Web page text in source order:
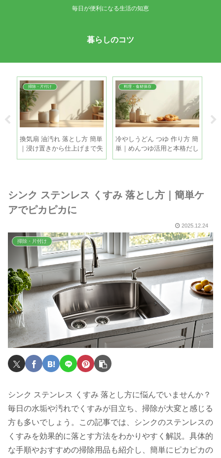
毎日が便利になる生活の知恵
暮らしのコツ
掃除・片付け
換気扇 油汚れ 落とし方 簡単
｜浸け置きから仕上げまで失
敗しない時短掃除
料理・食材保存
冷やしうどん つゆ 作り方 簡
単｜めんつゆ活用と本格だし
を5分で
シンク ステンレス くすみ 落とし方｜簡単ケ
アでピカピカに
2025.12.24
掃除・片付け
シンク ステンレス くすみ 落とし方に悩んでいませんか？
毎日の水垢や汚れでくすみが目立ち、掃除が大変と感じる
方も多いでしょう。この記事では、シンクのステンレスの
くすみを効果的に落とす方法をわかりやすく解説。具体的
な手順やおすすめの掃除用品も紹介し、簡単にピカピカの